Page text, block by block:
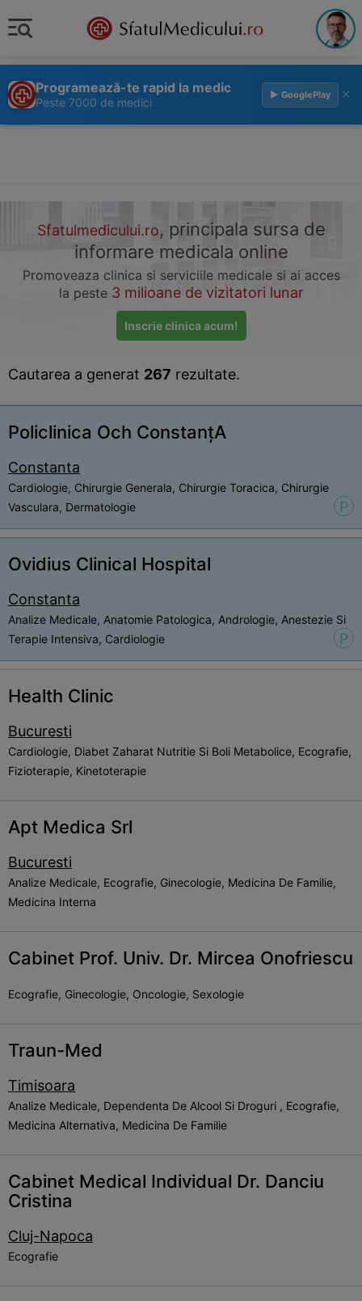
Programează-te rapid la medic
Peste 7000 de medici
▶ GooglePlay ×
Sfatulmedicului.ro, principala sursa de
informare medicala online
Promoveaza clinica si serviciile medicale si ai acces
la peste 3 milioane de vizitatori lunar
Inscrie clinica acum!
Cautarea a generat 267 rezultate.
Policlinica Och ConstanțA
Constanta
Cardiologie, Chirurgie Generala, Chirurgie Toracica, Chirurgie
Vasculara, Dermatologie
P
Ovidius Clinical Hospital
Constanta
Analize Medicale, Anatomie Patologica, Andrologie, Anestezie Si
Terapie Intensiva, Cardiologie
P
Health Clinic
Bucuresti
Cardiologie, Diabet Zaharat Nutritie Si Boli Metabolice, Ecografie,
Fizioterapie, Kinetoterapie
Apt Medica Srl
Bucuresti
Analize Medicale, Ecografie, Ginecologie, Medicina De Familie,
Medicina Interna
Cabinet Prof. Univ. Dr. Mircea Onofriescu
Ecografie, Ginecologie, Oncologie, Sexologie
Traun-Med
Timisoara
Analize Medicale, Dependenta De Alcool Si Droguri , Ecografie,
Medicina Alternativa, Medicina De Familie
Cabinet Medical Individual Dr. Danciu
Cristina
Cluj-Napoca
Ecografie